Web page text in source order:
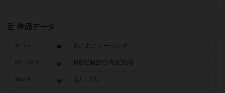
作品データ
タイトル ねこねこレーシング
NEKONEKO RACING
参加人数 3人～5人